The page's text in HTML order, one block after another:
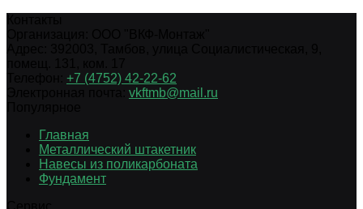
+7 (4752) 42-22-62
vkftmb@mail.ru
Главная
Металлический штакетник
Навесы из поликарбоната
Фундамент